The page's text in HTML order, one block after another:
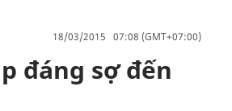
18/03/2015 07:08 (GMT+07:00)
đáng sợ đến